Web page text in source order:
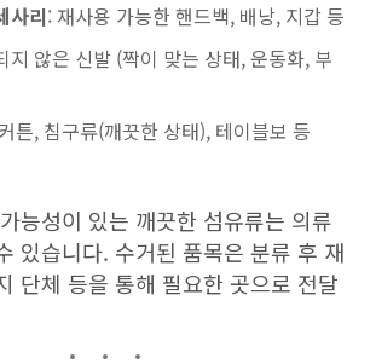
사리: 재사용 가능한 핸드백, 배낭, 지갑 등
지 않은 신발 (짝이 맞는 상태, 운동화, 부
튼, 침구류(깨끗한 상태), 테이블보 등
능성이 있는 깨끗한 섬유류는 의류
있습니다. 수거된 품목은 분류 후 재
단체 등을 통해 필요한 곳으로 전달